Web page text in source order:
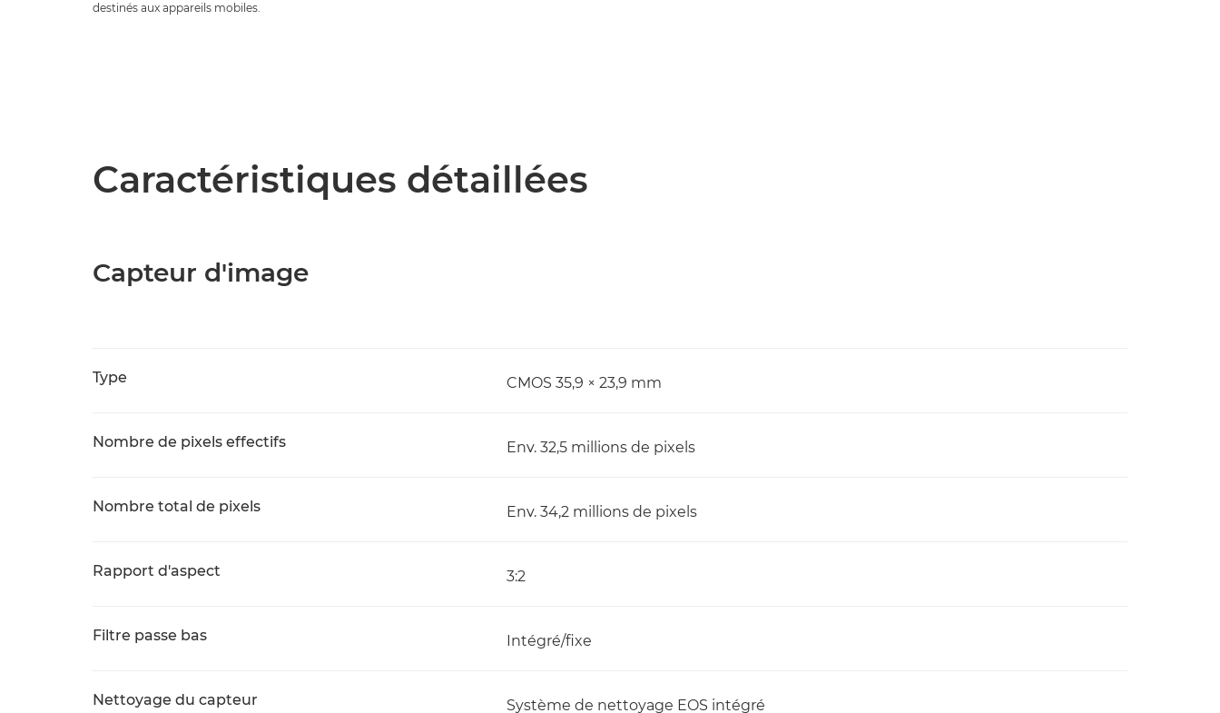
destinés aux appareils mobiles.
Caractéristiques détaillées
Capteur d'image
Type CMOS 35,9 × 23,9 mm
Nombre de pixels effectifs Env. 32,5 millions de pixels
Nombre total de pixels Env. 34,2 millions de pixels
Rapport d'aspect 3:2
Filtre passe bas Intégré/fixe
Nettoyage du capteur Système de nettoyage EOS intégré